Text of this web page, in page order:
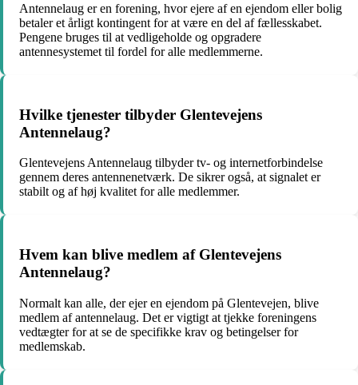
Antennelaug er en forening, hvor ejere af en ejendom eller bolig
betaler et årligt kontingent for at være en del af fællesskabet.
Pengene bruges til at vedligeholde og opgradere
antennesystemet til fordel for alle medlemmerne.
Hvilke tjenester tilbyder Glentevejens
Antennelaug?
Glentevejens Antennelaug tilbyder tv- og internetforbindelse
gennem deres antennenetværk. De sikrer også, at signalet er
stabilt og af høj kvalitet for alle medlemmer.
Hvem kan blive medlem af Glentevejens
Antennelaug?
Normalt kan alle, der ejer en ejendom på Glentevejen, blive
medlem af antennelaug. Det er vigtigt at tjekke foreningens
vedtægter for at se de specifikke krav og betingelser for
medlemskab.